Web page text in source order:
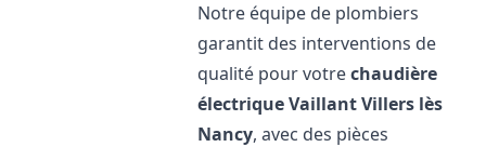
Notre équipe de plombiers
garantit des interventions de
qualité pour votrechaudière
électrique VaillantVillers lès
Nancy, avec des pièces